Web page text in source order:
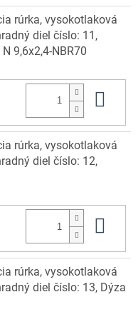
rúrka, vysokotlaková
diel číslo: 11,
9,6x2,4-NBR70
rúrka, vysokotlaková
diel číslo: 12,
rúrka, vysokotlaková
diel číslo: 13, Dýza